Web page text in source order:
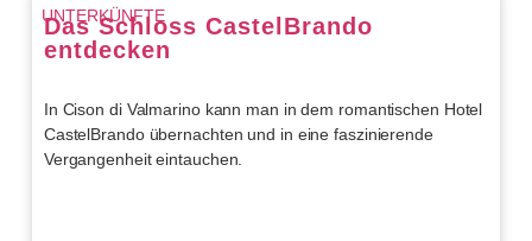
UNTERKÜNFTE
Das Schloss CastelBrando
entdecken
In Cison di Valmarino kann man in dem romantischen Hotel
CastelBrando übernachten und in eine faszinierende
Vergangenheit eintauchen.